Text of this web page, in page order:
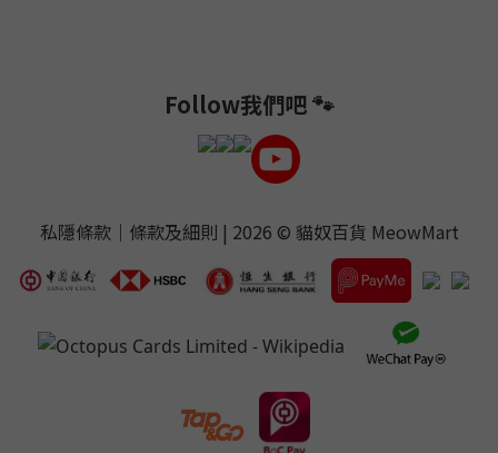
Follow我們吧 🐾
私隱條款｜ 條款及細則 | 2026 © 貓奴百貨 MeowMart